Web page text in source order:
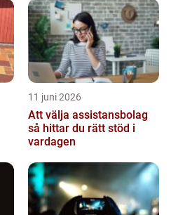
11 juni 2026
Att välja assistansbolag
så hittar du rätt stöd i
vardagen